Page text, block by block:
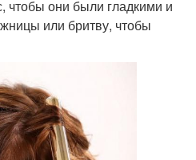
чтобы они были гладкими и
или бритву, чтобы